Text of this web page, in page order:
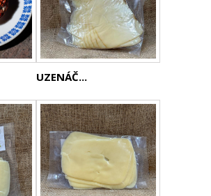
UZENÁČ...